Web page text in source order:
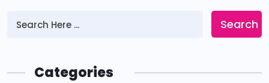
Search
Categories